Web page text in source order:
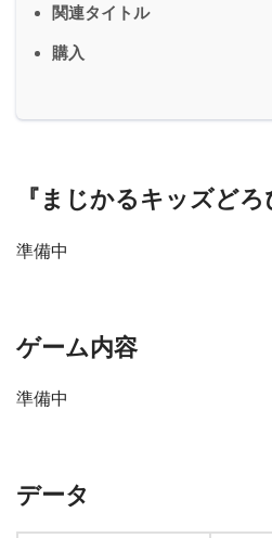
関連タイトル
購入
『まじかるキッズど
準備中
ゲーム内容
準備中
データ